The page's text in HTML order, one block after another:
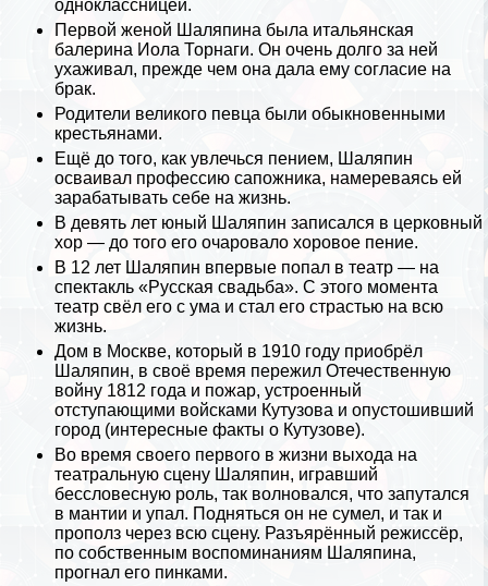
одноклассницей.
Первой женой Шаляпина была итальянская
балерина Иола Торнаги. Он очень долго за ней
ухаживал, прежде чем она дала ему согласие на
бpaк.
Родители великого певца были обыкновенными
крестьянами.
Ещё до того, как увлечься пением, Шаляпин
осваивал профессию сапожника, намереваясь ей
заpaбатывать себе на жизнь.
В девять лет юный Шаляпин записался в церковный
хор — до того его очаровало хоровое пение.
В 12 лет Шаляпин впервые попал в театр — на
спектакль «Русская свадьба». С этого момента
театр свёл его с ума и стал его страстью на всю
жизнь.
Дом в Москве, который в 1910 году приобрёл
Шаляпин, в своё время пережил Отечественную
войну 1812 года и пожар, устроенный
отступающими войсками Кутузова и опустошивший
город (интересные факты о Кутузове).
Во время своего первого в жизни выхода на
театральную сцену Шаляпин, игравший
бессловесную роль, так волновался, что запутался
в мантии и упал. Подняться он не сумел, и так и
прополз через всю сцену. Разъярённый режиссёр,
по собственным воспоминаниям Шаляпина,
прогнал его пинками.